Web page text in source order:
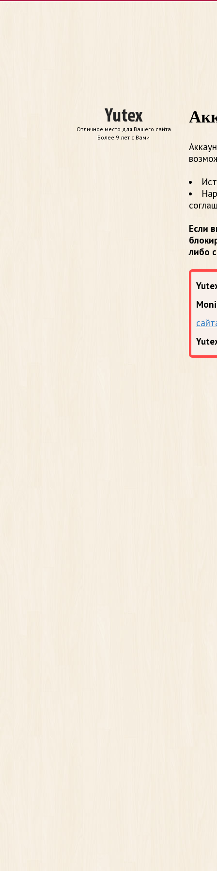
Отличное место для Вашего сайта
Более 9 лет с Вами
Если
либо